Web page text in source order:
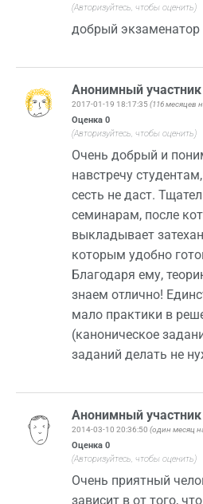
(Авторизуйтесь, чтобы оценить)
добрый
Анонимный
2017-01-19 18:17:35 (116 месяцев
Оценка 0
(Авторизуйтесь, чтобы оценить)
Очень добрый и
навстречу
сесть не даст.
семинарам, после
выкладывает
которым удобно
Благодаря ему,
знаем отлично!
мало практики в
(каноническое
заданий делать не
Анонимный
2014-03-10 20:36:50 (один месяц
Оценка 0
(Авторизуйтесь, чтобы оценить)
Очень приятный
зависит в от того,